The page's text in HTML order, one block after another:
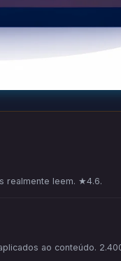
realmente leem. ★4.6.
ao conteúdo.